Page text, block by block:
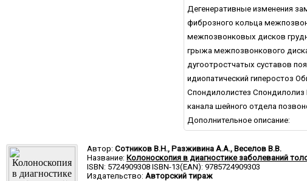
Дегенеративные изменения
фиброзного кольца
межпозвонковых дисков
грыжа межпозвонкового
дугоотростчатых суставов
идиопатический гиперостоз
Спондилолистез Спондилолиз
канала шейного отдела
Дополнительное описание:
Автор: Сотников В.Н., Разживина А.А., Веселов В.В.
Название: Колоноскопия в диагностике заболеваний
ISBN: 5724909308 ISBN-13(EAN): 9785724909303
Издательство: Авторский тираж